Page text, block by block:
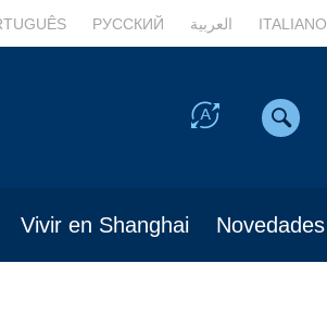
РУССКИЙ العربية ITALIANO
Vivir en Shanghai Novedades